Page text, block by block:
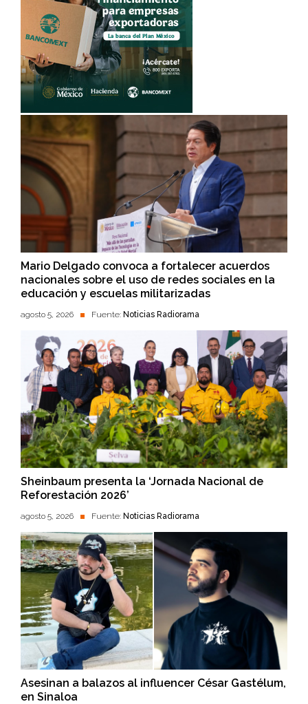
Mario Delgado convoca a fortalecer acuerdos
nacionales sobre el uso de redes sociales en la
educación y escuelas militarizadas
agosto 5, 2026 Fuente: Noticias Radiorama
Sheinbaum presenta la ‘Jornada Nacional de
Reforestación 2026’
agosto 5, 2026 Fuente: Noticias Radiorama
Asesinan a balazos al influencer César Gastélum,
en Sinaloa